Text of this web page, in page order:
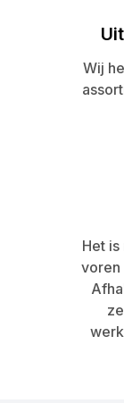
Wij
Het
voren